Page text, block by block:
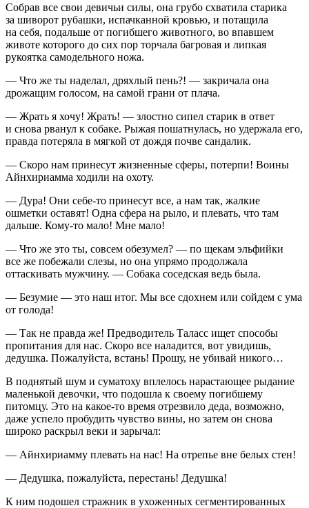
Собрав все свои девичьи силы, она грубо схватила старика
за шиворот рубашки, испачканной кровью, и потащила
на себя, подальше от погибшего животного, во впавшем
животе которого до сих пор торчала багровая и липкая
рукоятка самодельного ножа.
— Что же ты наделал, дряхлый пень?! — закричала она
дрожащим голосом, на самой грани от плача.
— Жрать я хочу! Жрать! — злостно сипел старик в ответ
и снова рванул к собаке. Рыжая пошатнулась, но удержала его,
правда потеряла в мягкой от дождя почве сандалик.
— Скоро нам принесут жизненные сферы, потерпи! Воины
Айнхириамма ходили на охоту.
— Дура! Они себе-то принесут все, а нам так, жалкие
ошметки оставят! Одна сфера на рыло, и плевать, что там
дальше. Кому-то мало! Мне мало!
— Что же это ты, совсем обезумел? — по щекам эльфийки
все же побежали слезы, но она упрямо продолжала
оттаскивать мужчину. — Собака соседская ведь была.
— Безумие — это наш итог. Мы все сдохнем или сойдем с ума
от голода!
— Так не правда же! Предводитель Таласс ищет способы
пропитания для нас. Скоро все наладится, вот увидишь,
дедушка. Пожалуйста, встань! Прошу, не убивай никого…
В поднятый шум и суматоху вплелось нарастающее рыдание
маленькой девочки, что подошла к своему погибшему
питомцу. Это на какое-то время отрезвило деда, возможно,
даже успело пробудить чувство вины, но затем он снова
широко раскрыл веки и зарычал:
— Айнхириамму плевать на нас! На отрепье вне белых стен!
— Дедушка, пожалуйста, перестань! Дедушка!
К ним подошел стражник в ухоженных сегментированных